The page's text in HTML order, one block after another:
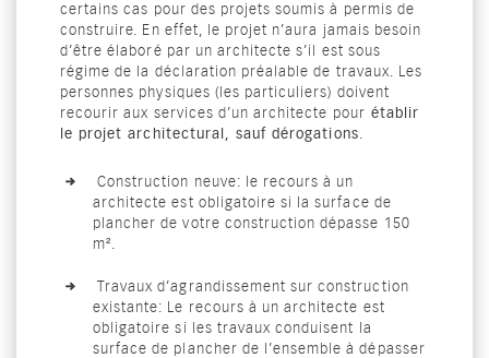
certains cas pour des projets soumis à permis de
construire. En effet, le projet n’aura jamais besoin
d’être élaboré par un architecte s’il est sous
régime de la déclaration préalable de travaux. Les
personnes physiques (les particuliers) doivent
recourir aux services d’un architecte pour établir
le projet architectural, sauf dérogations.
Construction neuve: le recours à un
architecte est obligatoire si la surface de
plancher de votre construction dépasse 150
m².
Travaux d’agrandissement sur construction
existante: Le recours à un architecte est
obligatoire si les travaux conduisent la
surface de plancher de l’ensemble à dépasser